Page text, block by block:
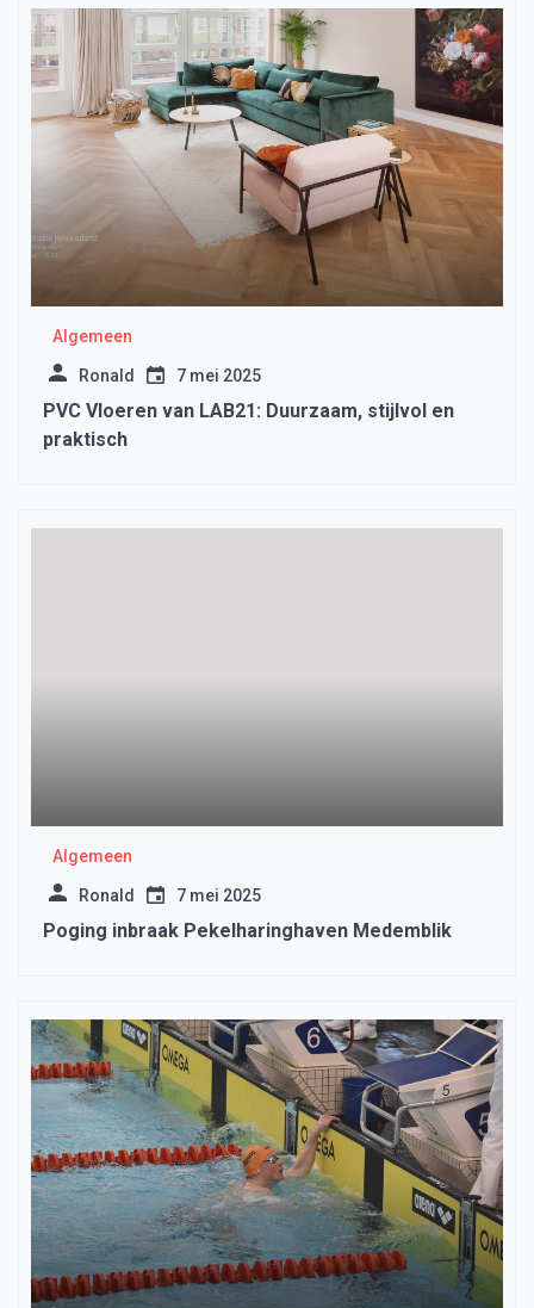
Algemeen
Ronald 7 mei 2025
PVC Vloeren van LAB21: Duurzaam, stijlvol en
praktisch
Algemeen
Ronald 7 mei 2025
Poging inbraak Pekelharinghaven Medemblik